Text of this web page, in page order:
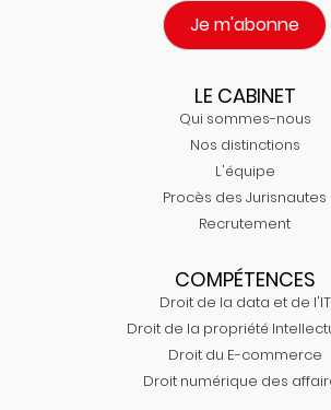
Je m'abonne
LE CABINET
Qui sommes-nous
Nos distinctions
L'équipe
Procès des Jurisnautes
Recrutement
COMPÉTENCES
Droit de la data et de l'IT
Droit de la propriété
Droit du E-commerce
Droit numérique des